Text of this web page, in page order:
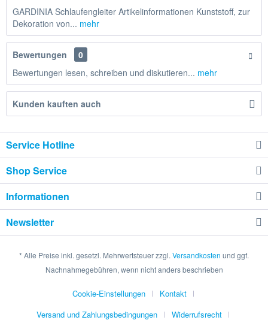
GARDINIA Schlaufengleiter Artikelinformationen Kunststoff, zur
Dekoration von... mehr
Bewertungen
0
Bewertungen lesen, schreiben und diskutieren... mehr
Kunden kauften auch
Service Hotline
Shop Service
Informationen
Newsletter
* Alle Preise inkl. gesetzl. Mehrwertsteuer zzgl. Versandkosten und ggf.
Nachnahmegebühren, wenn nicht anders beschrieben
Cookie-Einstellungen
Kontakt
Versand und Zahlungsbedingungen
Widerrufsrecht